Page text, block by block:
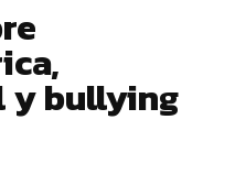
y bullying